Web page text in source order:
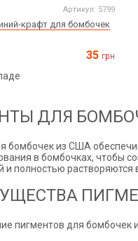
Артикул: 5799
крафт для бомбочек
35 грн
ДЛЯ
бомбочек из США
в бомбочках, чтобы
полностью растворяются
пигментов для